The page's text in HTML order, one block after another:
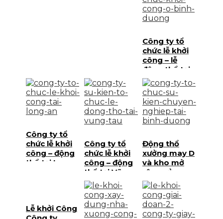
Công ty tổ
chức lễ khởi
công – lễ
động thổ tại
Bình Dương
Công ty tổ
chức lễ khởi
công – động
thổ tại Long
Công ty tổ
chức lễ khởi
công – động
thổ tại Vũng
Tàu
Động thổ
xưởng may D
và kho mở
rộng của
công Ty
Esquel
Garment
Manufacturing
Lễ khởi Công